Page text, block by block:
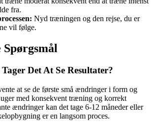
fra.
Nyd træningen og den rejse, du er
vil følge.
Det At Se Resultater?
at se de første små ændringer i form og
med konsekvent træning og korrekt
ændringer kan det tage 6-12 måneder eller
er en langsom proces.